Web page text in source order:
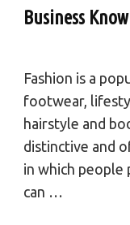
Business
Fashion is a
footwear,
hairstyle and
distinctive and
in which people
can …